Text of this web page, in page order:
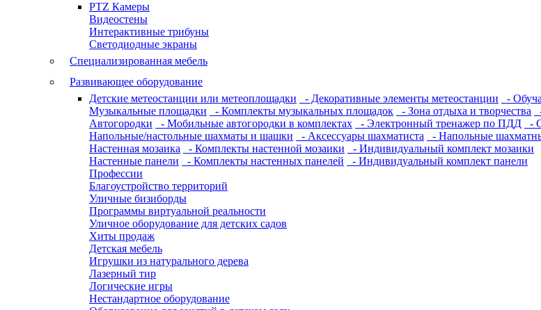
PTZ Камеры
Видеостены
Интерактивные трибуны
Светодиодные экраны
Специализированная мебель
Развивающее оборудование
Детские метеостанции или метеоплощадки
- Декоративные элементы метеостанции -
Музыкальные площадки
- Комплекты музыкальных площадок - Зона отдыха и творчества
Автогородки
- Мобильные автогородки в комплектах - Электронный тренажер по ПДД -
Напольные/настольные шахматы и шашки
- Аксессуары шахматиста - Напольные
Настенная мозаика
- Комплекты настенной мозаики
- Индивидуальный комплект мозаики
Настенные панели
- Комплекты настенных панелей
- Индивидуальный комплект панели
Профессии
Благоустройство территорий
Уличные бизиборды
Программы виртуальной реальности
Уличное оборудование для детских садов
Хиты продаж
Детская мебель
Игрушки из натурального дерева
Лазерный тир
Логические игры
Нестандартное оборудование